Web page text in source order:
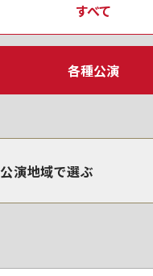
すべて
各種公演
公演地域で選ぶ